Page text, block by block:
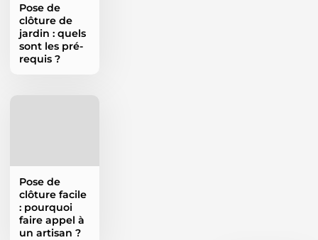
Pose de
clôture de
jardin : quels
sont les pré-
requis ?
Pose de
clôture facile
: pourquoi
faire appel à
un artisan ?